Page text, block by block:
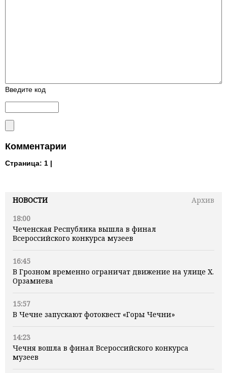
НОВОСТИ
Архив
18:00
Чеченская Республика вышла в финал
Всероссийского конкурса музеев
16:45
В Грозном временно ограничат движение на улице Х.
Орзамиева
15:57
В Чечне запускают фотоквест «Горы Чечни»
14:23
Чечня вошла в финал Всероссийского конкурса
музеев
Введите код
Комментарии
Страница: 1 |